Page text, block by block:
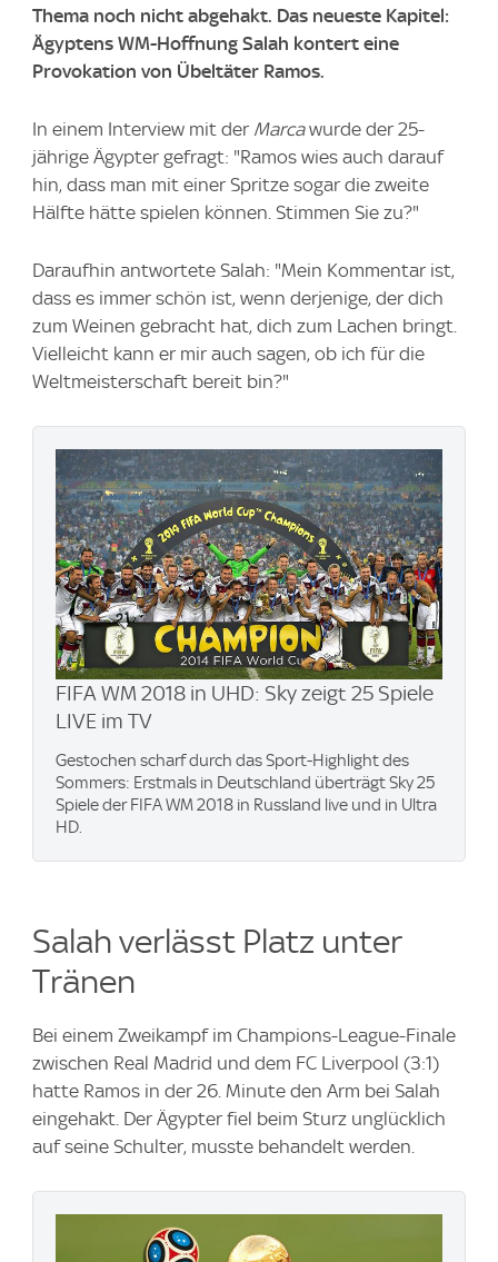
Thema noch nicht abgehakt. Das neueste Kapitel:
Ägyptens WM-Hoffnung Salah kontert eine
Provokation von Übeltäter Ramos.
In einem Interview mit der Marcawurde der 25-
jährige Ägypter gefragt: "Ramos wies auch darauf
hin, dass man mit einer Spritze sogar die zweite
Hälfte hätte spielen können. Stimmen Sie zu?"
Daraufhin antwortete Salah: "Mein Kommentar ist,
dass es immer schön ist, wenn derjenige, der dich
zum Weinen gebracht hat, dich zum Lachen bringt.
Vielleicht kann er mir auch sagen, ob ich für die
Weltmeisterschaft bereit bin?"
FIFA WM 2018 in UHD: Sky zeigt 25 Spiele
LIVE im TV
Gestochen scharf durch das Sport-Highlight des
Sommers: Erstmals in Deutschland überträgt Sky 25
Spiele der FIFA WM 2018 in Russland live und in Ultra
HD.
Salah verlässt Platz unter
Tränen
Bei einem Zweikampf im Champions-League-Finale
zwischen Real Madrid und dem FC Liverpool (3:1)
hatte Ramos in der 26. Minute den Arm bei Salah
eingehakt. Der Ägypter fiel beim Sturz unglücklich
auf seine Schulter, musste behandelt werden.